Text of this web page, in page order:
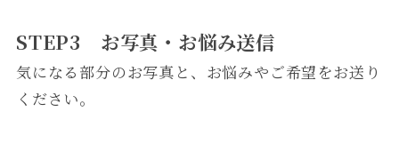
STEP3 お写真・お悩み送信
気になる部分のお写真と、お悩みやご希望をお送り
ください。